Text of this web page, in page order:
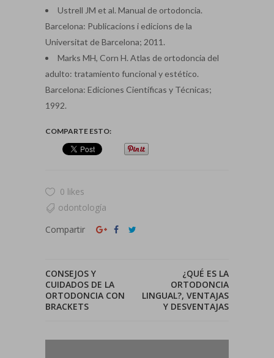
Ustrell JM et al. Manual de ortodoncia.
Barcelona: Publicacions i edicions de la
Universitat de Barcelona; 2011.
Marks MH, Corn H. Atlas de ortodoncia del
adulto: tratamiento funcional y estético.
Barcelona: Ediciones Científicas y Técnicas;
1992.
COMPARTE ESTO:
0 likes
odontología
Compartir
CONSEJOS Y
CUIDADOS DE LA
ORTODONCIA CON
BRACKETS
¿QUÉ ES LA
ORTODONCIA
LINGUAL?, VENTAJAS
Y DESVENTAJAS